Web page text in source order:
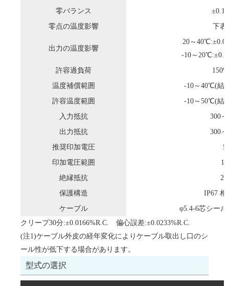
零バランス
零点の温度影響
下表
出力の温度影響
20～
-10～
許容過負荷
温度補償範囲
-10～40℃(結
許容温度範囲
-10～50℃(結
入力抵抗
300
出力抵抗
300
推奨印加電圧
印加電圧範囲
絶縁抵抗
保護構造
IP67 相
ケーブル
φ5.4-6芯シー
クリープ30分:±0.0166%R.C. 偏心誤差:±0.0233%R.C.
(注1)ケーブル外皮の経年変化によりケーブル取出し口のシ
ール性が低下する場合があります。
型式の選択